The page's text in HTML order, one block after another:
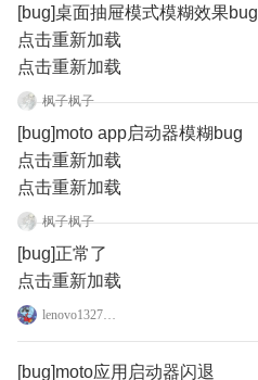
[bug]桌面抽屉模式模糊效果bug
点击重新加载
点击重新加载
枫子枫子
[bug]moto app启动器模糊bug
点击重新加载
点击重新加载
枫子枫子
[bug]正常了
点击重新加载
lenovo132760642
[bug]moto应用启动器闪退